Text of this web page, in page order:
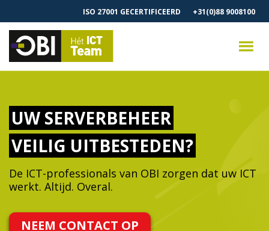
ISO 27001 GECERTIFICEERD +31(0)88 9008100
UW SERVERBEHEER
VEILIG UITBESTEDEN?
De ICT-professionals van OBI zorgen dat uw ICT
werkt. Altijd. Overal.
NEEM CONTACT OP